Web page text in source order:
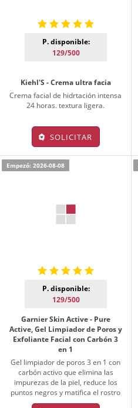
P. disponible:
129/500
Kiehl'S - Crema ultra facia
Crema facial de hidrtación intensa
24 horas. textura ligera.
SOLICITAR
Empezó: 2026-08-08
P. disponible:
129/500
Garnier Skin Active - Pure
Active, Gel Limpiador de Poros y
Exfoliante Facial con Carbón 3
en 1
Gel limpiador de poros 3 en 1 con
carbón activo que elimina las
impurezas de la piel, reduce los
puntos negros y matifica el rostro